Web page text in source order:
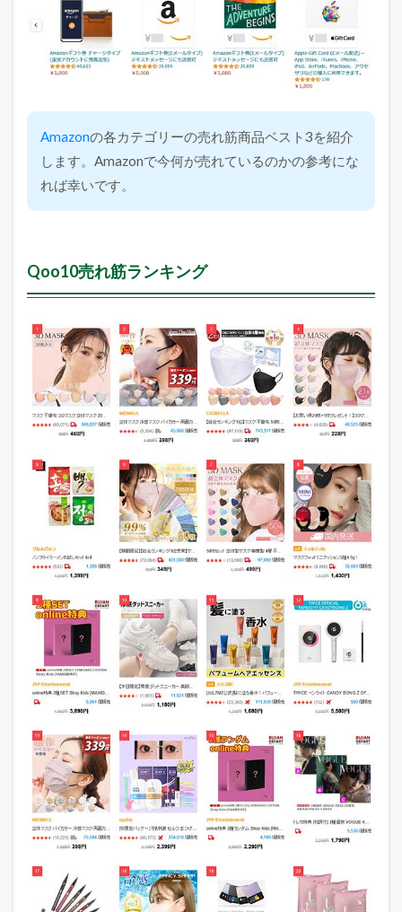
Amazonの各カテゴリーの売れ筋商品ベスト3を紹介
します。Amazonで今何が売れているのかの参考にな
れば幸いです。
Qoo10売れ筋ランキング